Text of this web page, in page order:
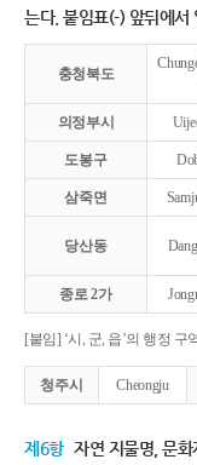
는다. 붙임표(-) 앞뒤에서
충청북도
의정부시
도봉구
삼죽면
당산동
종로 2가
[붙임] ‘시, 군, 읍’의 행정
청주시 Cheongju
제6항 자연 지물명, 문